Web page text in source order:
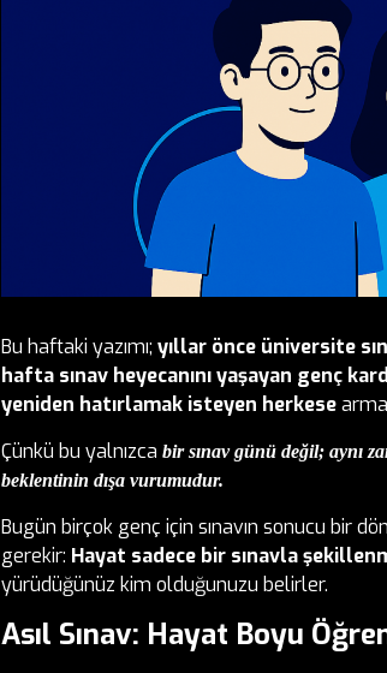
Bu haftaki yazımı; yıllar önce üniversite
hafta sınav heyecanını yaşayan genç
yeniden hatırlamak isteyen herkese
Çünkü bu yalnızca bir sınav günü değil; aynı
beklentinin dışa vurumudur.
Bugün birçok genç için sınavın sonucu bir
gerekir: Hayat sadece bir sınavla
yürüdüğünüz kim olduğunuzu belirler.
Asıl Sınav: Hayat Boyu